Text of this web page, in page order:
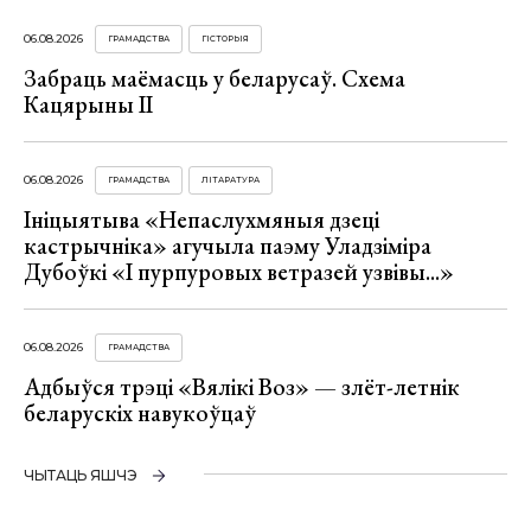
06.08.2026 ГРАМАДСТВА ГІСТОРЫЯ
Забраць маёмасць у беларусаў. Схема
Кацярыны ІІ
06.08.2026 ГРАМАДСТВА ЛІТАРАТУРА
Ініцыятыва «Непаслухмяныя дзеці
кастрычніка» агучыла паэму Уладзіміра
Дубоўкі «І пурпуровых ветразей узвівы...»
06.08.2026 ГРАМАДСТВА
Адбыўся трэці «Вялікі Воз» — злёт-летнік
беларускіх навукоўцаў
ЧЫТАЦЬ ЯШЧЭ